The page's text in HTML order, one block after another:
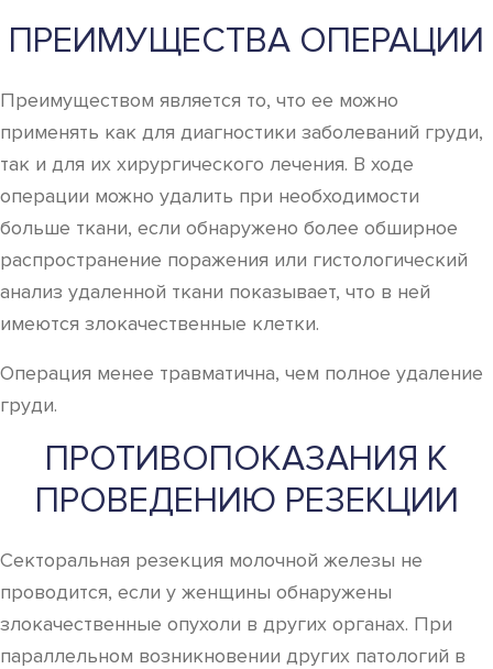
ПРЕИМУЩЕСТВА ОПЕРАЦИИ
Преимуществом является то, что ее можно
применять как для диагностики заболеваний груди,
так и для их хирургического лечения. В ходе
операции можно удалить при необходимости
больше ткани, если обнаружено более обширное
распространение поражения или гистологический
анализ удаленной ткани показывает, что в ней
имеются злокачественные клетки.
Операция менее травматична, чем полное удаление
груди.
ПРОТИВОПОКАЗАНИЯ К
ПРОВЕДЕНИЮ РЕЗЕКЦИИ
Секторальная резекция молочной железы не
проводится, если у женщины обнаружены
злокачественные опухоли в других органах. При
параллельном возникновении других патологий в